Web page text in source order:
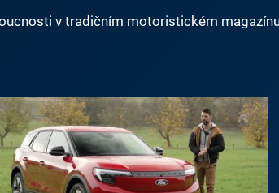
v tradičním motoristickém